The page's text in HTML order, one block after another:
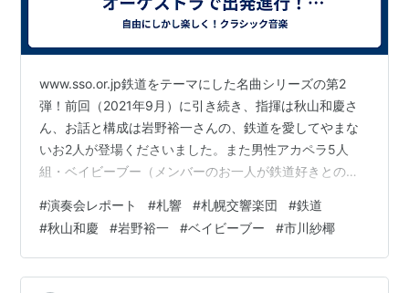
www.sso.or.jp鉄道をテーマにした名曲シリーズの第2
弾！前回（2021年9月）に引き続き、指揮は秋山和慶さ
ん、お話と構成は岩野裕一さんの、鉄道を愛してやまな
いお2人が登場くださいました。また男性アカペラ5人
組・ベイビーブー（メンバーのお一人が鉄道好きとのこ
じみの市川紗椰さん（鉄道好きだそうです！）という、
豪華なゲストをお迎え。当日のホワイエには特別に秋山
さんと岩野さんの秘蔵コレクション（鉄道模型と車体情
報が書かれた看板？ごめんなさい詳しくはわかりませ
#演奏会レポート #札響 #札幌交響楽団 #鉄道
#秋山和慶 #岩野裕一 #ベイビーブー #市川紗椰